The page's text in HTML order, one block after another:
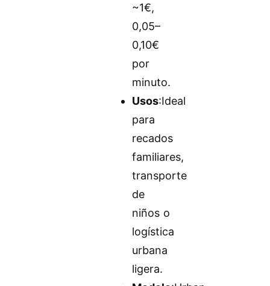
~1€,
0,05–
0,10€
por
minuto.
Usos:Ideal
para
recados
familiares,
transporte
de
niños o
logística
urbana
ligera.